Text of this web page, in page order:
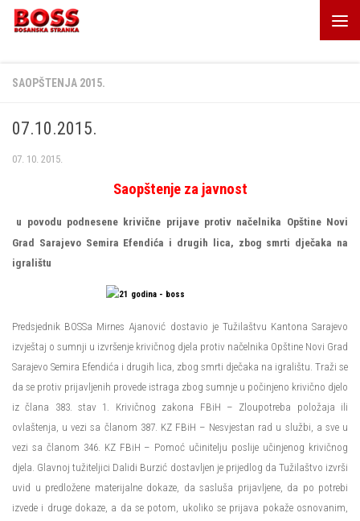
Skip to content
SAOPŠTENJA 2015.
07.10.2015.
07. 10. 2015.
Saopštenje za javnost
u povodu podnesene krivične prijave protiv načelnika Opštine Novi
Grad Sarajevo Semira Efendića i drugih lica, zbog smrti dječaka na
igralištu
Predsjednik BOSSa Mirnes Ajanović dostavio je Tužilaštvu Kantona Sarajevo
izvještaj o sumnji u izvršenje krivičnog djela protiv načelnika Opštine Novi Grad
Sarajevo Semira Efendića i drugih lica, zbog smrti dječaka na igralištu. Traži se
da se protiv prijavljenih provede istraga zbog sumnje u počinjeno krivično djelo
iz člana 383. stav 1. Krivičnog zakona FBiH – Zloupotreba položaja ili
ovlaštenja, u vezi sa članom 387. KZ FBiH – Nesvjestan rad u službi, a sve u
vezi sa članom 346. KZ FBiH – Pomoć učinitelju poslije učinjenog krivičnog
djela. Glavnoj tužiteljici Dalidi Burzić dostavljen je prijedlog da Tužilaštvo izvrši
uvid u predložene materijalne dokaze, da sasluša prijavljene, da po potrebi
izvede i druge dokaze, a da se potom, ukoliko se prijava pokaže osnovanim,